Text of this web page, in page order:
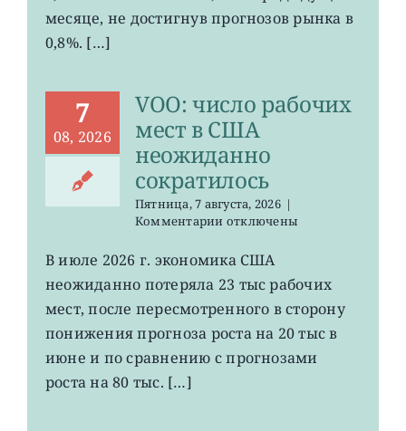
в
Китае
с
января
месяце, не достигнув прогнозов рынка в
0,8%. […]
7
08, 2026
VOO: число рабочих
мест в США
неожиданно
сократилось
Пятница, 7 августа, 2026 |
Комментариик
VOO:
рабочих
мест
США
неожиданно
отключены
В июле 2026 г. экономика США
неожиданно потеряла 23 тыс рабочих
мест, после пересмотренного в сторону
понижения прогноза роста на 20 тыс в
июне и по сравнению с прогнозами
роста на 80 тыс. […]